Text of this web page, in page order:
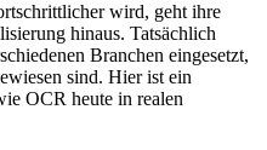
wird, geht ihre
hinaus. Tatsächlich
Branchen eingesetzt,
sind. Hier ist ein
OCR heute in realen